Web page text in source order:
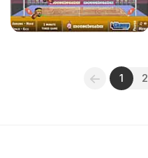
1 2